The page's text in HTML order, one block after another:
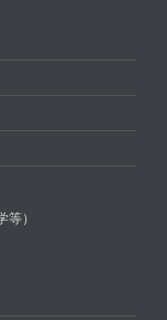
）